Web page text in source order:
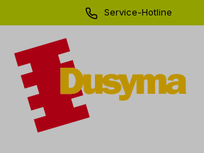
Zur Hauptnavigation springen
Service-Hotline